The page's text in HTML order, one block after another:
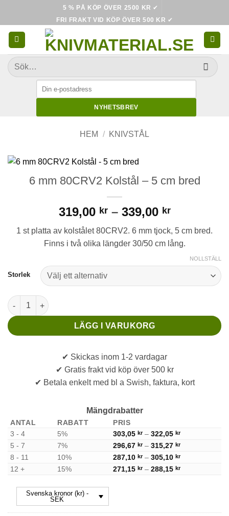
content
5 % PÅ KÖP ÖVER 2500 KR ✔
FRI FRAKT VID KÖP ÖVER 500 KR ✔
Sök
efter:
NYHETSBREV
HEM / KNIVSTÅL
6 mm 80CRV2 Kolstål – 5 cm bred
319,00 kr – 339,00 krPrice
319,00 kr
through
339,00 kr
1 st platta av kolstålet 80CRV2. 6 mm tjock, 5 cm bred.
Finns i två olika längder 30/50 cm lång.
Storlek
NOLLSTÄLL
6 mm 80CRV2 Kolstål - 5 cm bred mängd
LÄGG I VARUKORG
✔ Skickas inom 1-2 vardagar
✔ Gratis frakt vid köp över 500 kr
✔ Betala enkelt med bl a Swish, faktura, kort
Mängdrabatter
ANTAL RABATT
PRIS
3 - 4
5% 303,05 kr – 322,05 krPrice range:
5 - 7
7% 296,67 kr – 315,27 krPrice range:
8 - 11
10% 287,10 kr – 305,10 krPrice range:
12 +
15% 271,15 kr – 288,15 krPrice range:
Svenska kronor (kr) -
SEK